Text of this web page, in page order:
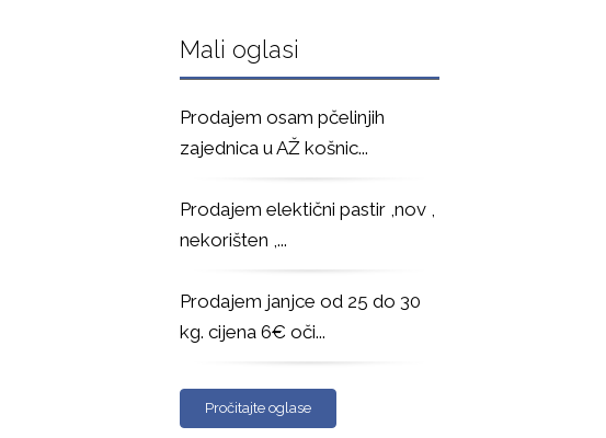
Mali oglasi
Prodajem osam pčelinjih
zajednica u AŽ košnic...
Prodajem elektični pastir ,nov ,
nekorišten ,...
Prodajem janjce od 25 do 30
kg. cijena 6€ oči...
Pročitajte oglase